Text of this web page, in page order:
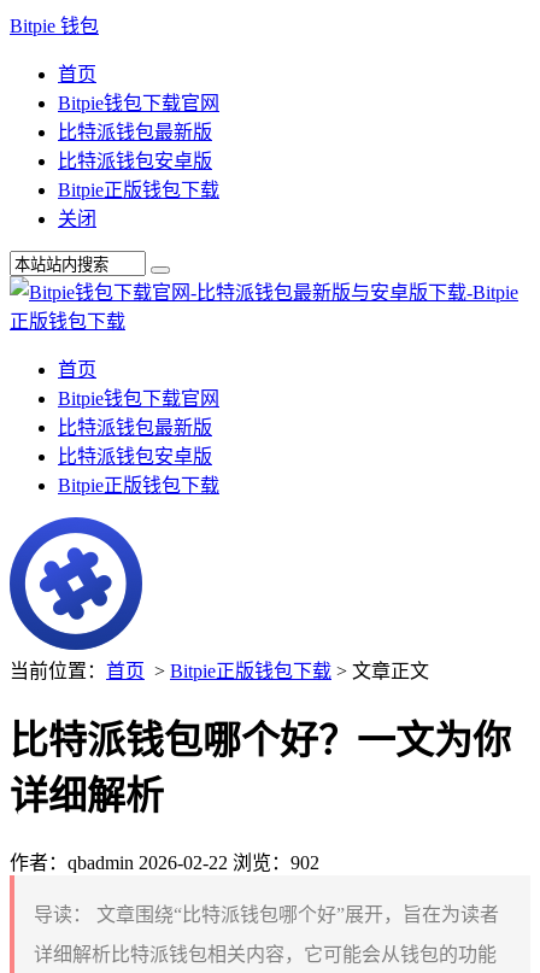
Bitpie 钱包
首页
Bitpie钱包下载官网
比特派钱包最新版
比特派钱包安卓版
Bitpie正版钱包下载
关闭
首页
Bitpie钱包下载官网
比特派钱包最新版
比特派钱包安卓版
Bitpie正版钱包下载
当前位置： 首页 > Bitpie正版钱包下载 > 文章正文
比特派钱包哪个好？一文为你
详细解析
作者：qbadmin 2026-02-22 浏览：902
导读：
文章围绕“比特派钱包哪个好”展开，旨在为读者
详细解析比特派钱包相关内容，它可能会从钱包的功能